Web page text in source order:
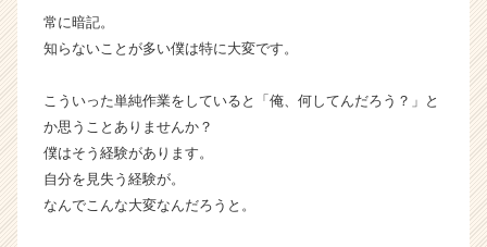
活
イ
ト
ア
ャ
常に暗記。
知らないことが多い僕は特に大変です。
こういった単純作業をしていると「俺、何してんだろう？」と
か思うことありませんか？
僕はそう経験があります。
自分を見失う経験が。
なんでこんな大変なんだろうと。